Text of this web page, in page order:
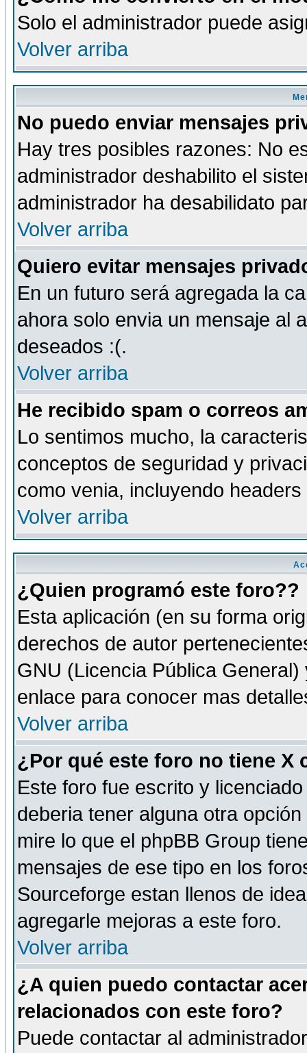
Solo el administrador puede
Volver arriba
No puedo enviar mensajes
Hay tres posibles razones: No
administrador deshabilito el
administrador ha desabilidato
Volver arriba
Quiero evitar mensajes
En un futuro será agregada la
ahora solo envia un mensaje al
deseados :(.
Volver arriba
He recibido spam o correos
Lo sentimos mucho, la
conceptos de seguridad y
como venia, incluyendo
Volver arriba
¿Quien programó este foro??
Esta aplicación (en su forma
derechos de autor
GNU (Licencia Pública
enlace para conocer mas
Volver arriba
¿Por qué este foro no tiene X
Este foro fue escrito y
deberia tener alguna otra
mire lo que el phpBB Group
mensajes de ese tipo en los
Sourceforge estan llenos de
agregarle mejoras a este foro.
Volver arriba
¿A quien puedo contactar
relacionados con este foro?
Puede contactar al